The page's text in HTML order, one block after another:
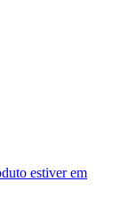
estiver em